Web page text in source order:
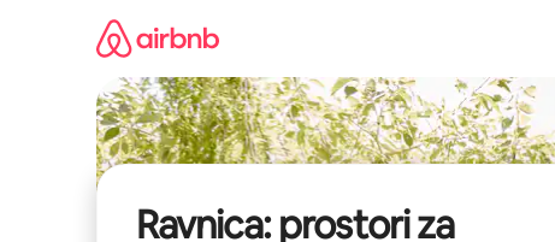
Ravnica: prostori za